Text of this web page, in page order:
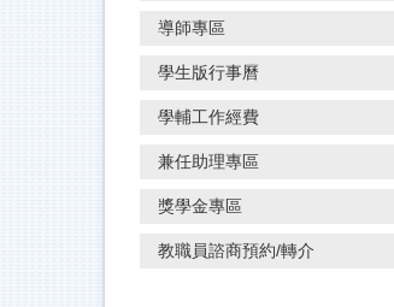
導師專區
學生版行事曆
學輔工作經費
兼任助理專區
獎學金專區
教職員諮商預約/轉介